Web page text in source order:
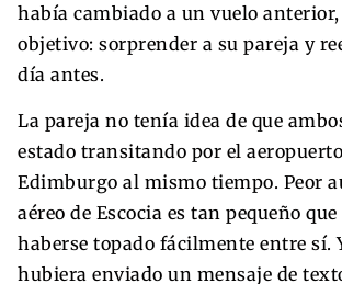
había cambiado a un vuelo
objetivo: sorprender a su pareja y
día antes.
La pareja no tenía idea de que
estado transitando por el
Edimburgo al mismo tiempo. Peor
aéreo de Escocia es tan pequeño
haberse topado fácilmente entre sí.
hubiera enviado un mensaje de